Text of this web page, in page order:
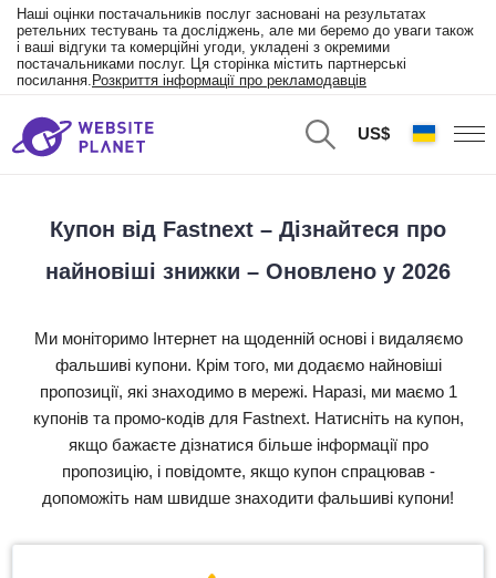
Наші оцінки постачальників послуг засновані на результатах
ретельних тестувань та досліджень, але ми беремо до уваги також
і ваші відгуки та комерційні угоди, укладені з окремими
постачальниками послуг. Ця сторінка містить партнерські
посилання. Розкриття інформації про рекламодавців
US$
Купон від Fastnext – Дізнайтеся про
найновіші знижки – Оновлено у 2026
Ми моніторимо Інтернет на щоденній основі і видаляємо
фальшиві купони. Крім того, ми додаємо найновіші
пропозиції, які знаходимо в мережі. Наразі, ми маємо 1
купонів та промо-кодів для Fastnext. Натисніть на купон,
якщо бажаєте дізнатися більше інформації про
пропозицію, і повідомте, якщо купон спрацював -
допоможіть нам швидше знаходити фальшиві купони!